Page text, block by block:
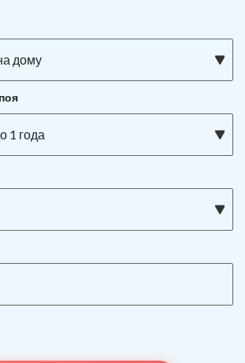
дому
1 года